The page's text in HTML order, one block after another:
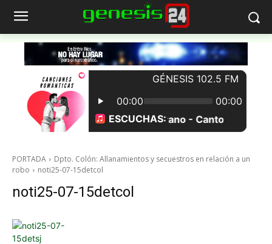
PORTADA
Dpto. Colón: Allanamientos y secuestros en relación a un
robo
noti25-07-15detcol
noti25-07-15detcol